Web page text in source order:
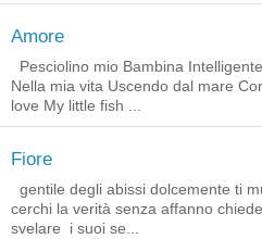
Amore
Pesciolino mio Bambina
Nella mia vita Uscendo dal mare
love My little fish ...
Fiore
gentile degli abissi dolcemente ti
cerchi la verità senza affanno
svelare i suoi se...